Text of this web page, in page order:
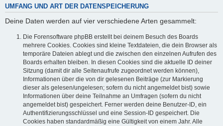
UMFANG UND ART DER DATENSPEICHERUNG
Deine Daten werden auf vier verschiedene Arten gesammelt:
Die Forensoftware phpBB erstellt bei deinem Besuch des Boards
mehrere Cookies. Cookies sind kleine Textdateien, die dein Browser als
temporäre Dateien ablegt und die zwischen den einzelnen Aufrufen des
Boards erhalten bleiben. In diesen Cookies sind die aktuelle ID deiner
Sitzung (damit dir alle Seitenaufrufe zugeordnet werden können),
Informationen über die von dir gelesenen Beiträge (zur Markierung
dieser als gelesen/ungelesen; sofern du nicht angemeldet bist) sowie
Informationen über deine Teilnahme an Umfragen (sofern du nicht
angemeldet bist) gespeichert. Ferner werden deine Benutzer-ID, ein
Authentifizierungsschlüssel und eine Session-ID gespeichert. Die
Cookies haben standardmäßig eine Gültigkeit von einem Jahr. Alle